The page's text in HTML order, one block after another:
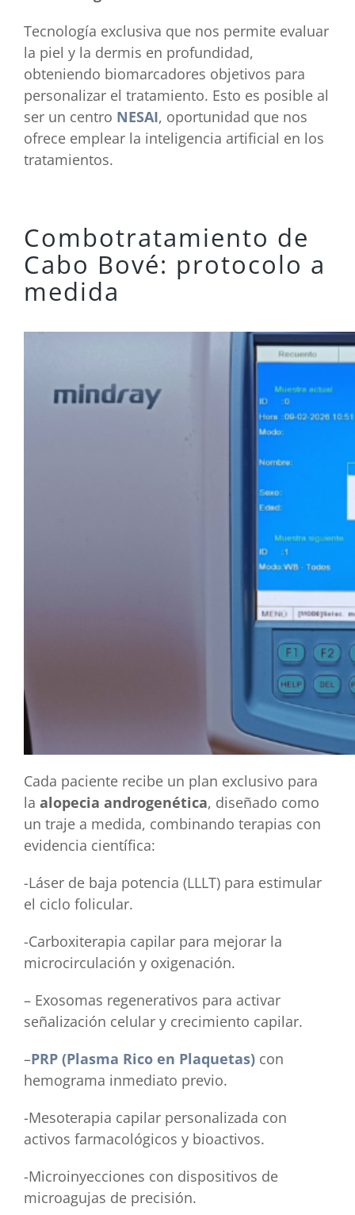
Tecnología exclusiva que nos permite evaluar
la piel y la dermis en profundidad,
obteniendo biomarcadores objetivos para
personalizar el tratamiento. Esto es posible al
ser un centro NESAI, oportunidad que nos
ofrece emplear la inteligencia artificial en los
tratamientos.
Combotratamiento de
Cabo Bové: protocolo a
medida
Cada paciente recibe un plan exclusivo para
la alopecia androgenética, diseñado como
un traje a medida, combinando terapias con
evidencia científica:
-Láser de baja potencia (LLLT) para estimular
el ciclo folicular.
-Carboxiterapia capilar para mejorar la
microcirculación y oxigenación.
– Exosomas regenerativos para activar
señalización celular y crecimiento capilar.
–PRP (Plasma Rico en Plaquetas) con
hemograma inmediato previo.
-Mesoterapia capilar personalizada con
activos farmacológicos y bioactivos.
-Microinyecciones con dispositivos de
microagujas de precisión.